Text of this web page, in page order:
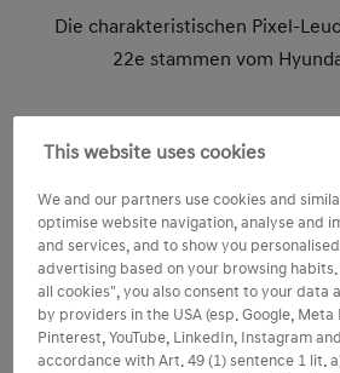
Die charakteristischen Pixel-
22e stammen vom
N
Werde Teil
This website uses cookies
We and our partners use cookies and
optimise website navigation, analyse and
and services, and to show you
advertising based on your browsing
all cookies", you also consent to your data
by providers in the USA (esp. Google,
Pinterest, YouTube, LinkedIn, Instagram
accordance with Art. 49 (1) sentence 1 lit.